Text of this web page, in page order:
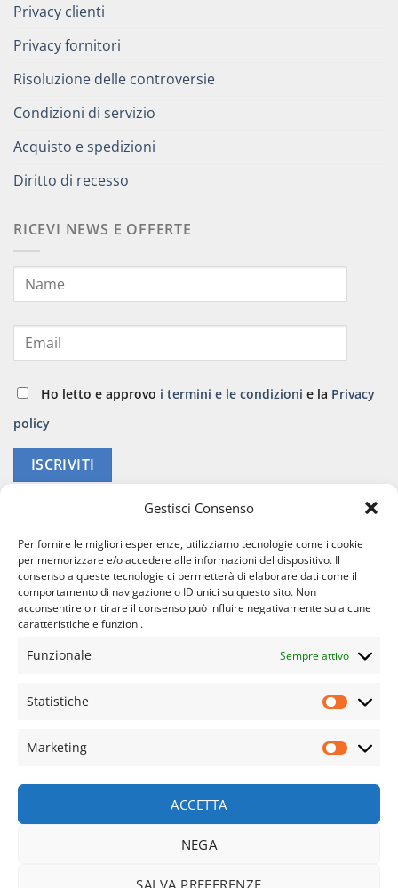
Gestisci Consenso
Per fornire le migliori esperienze, utilizziamo tecnologie come i cookie
per memorizzare e/o accedere alle informazioni del dispositivo. Il
consenso a queste tecnologie ci permetterà di elaborare dati come il
comportamento di navigazione o ID unici su questo sito. Non
acconsentire o ritirare il consenso può influire negativamente su alcune
caratteristiche e funzioni.
Funzionale Sempre attivo
Statistiche
Marketing
ACCETTA
NEGA
SALVA PREFERENZE
Privacy clienti
Privacy fornitori
Risoluzione delle controversie
Condizioni di servizio
Acquisto e spedizioni
Diritto di recesso
RICEVI NEWS E OFFERTE
Ho letto e approvo i termini e le condizioni e la Privacy
policy
ISCRIVITI
APPARATO URINARIO
COVID E LONG COVID
SISTEMA NERVOSO
STOMACO E INTESTINO
TONICI E RIMINERALIZZANTI
VISTA
Pierluisa e C. – P.IVA e C.F. 11589610010 | Tutti I diritti sono
Recedere dal contratto qui